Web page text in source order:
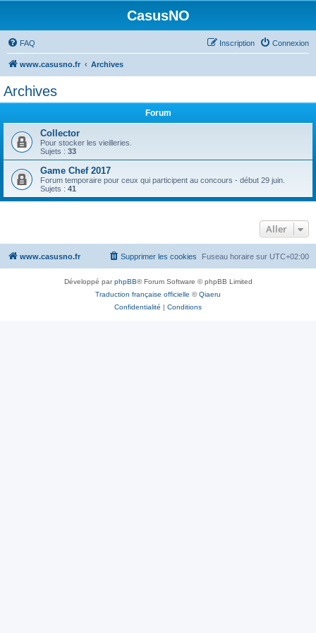
CasusNO
FAQ Connexion
Inscription
www.casusno.fr Archives
Archives
Forum
Collector
Pour stocker les vieilleries.
Sujets : 33
Game Chef 2017
Forum temporaire pour ceux qui participent au concours - début 29 juin.
Sujets : 41
Aller
www.casusno.fr Fuseau horaire sur UTC+02:00
Supprimer les cookies
Développé parphpBB® Forum Software © phpBB Limited
Traduction française officielle ©Qiaeru
Confidentialité | Conditions